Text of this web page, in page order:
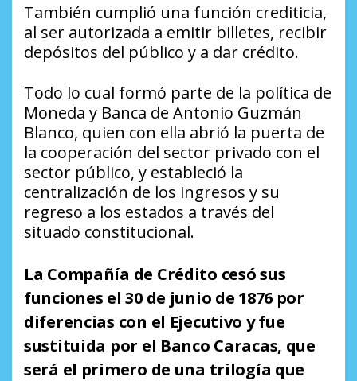
También cumplió una función crediticia,
al ser autorizada a emitir billetes, recibir
depósitos del público y a dar crédito.
Todo lo cual formó parte de la política de
Moneda y Banca de Antonio Guzmán
Blanco, quien con ella abrió la puerta de
la cooperación del sector privado con el
sector público, y estableció la
centralización de los ingresos y su
regreso a los estados a través del
situado constitucional.
La Compañía de Crédito cesó sus
funciones el 30 de junio de 1876 por
diferencias con el Ejecutivo y fue
sustituida por el Banco Caracas, que
será el primero de una trilogía que